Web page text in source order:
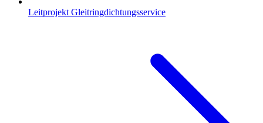
Leitprojekt Gleitringdichtungsservice